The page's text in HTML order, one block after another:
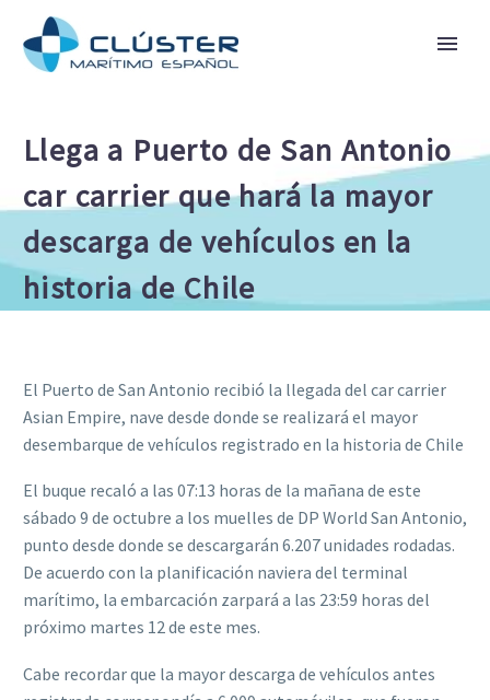
Llega a Puerto de San Antonio
car carrier que hará la mayor
descarga de vehículos en la
historia de Chile
El Puerto de San Antonio recibió la llegada del car carrier
Asian Empire, nave desde donde se realizará el mayor
desembarque de vehículos registrado en la historia de Chile
El buque recaló a las 07:13 horas de la mañana de este
sábado 9 de octubre a los muelles de DP World San Antonio,
punto desde donde se descargarán 6.207 unidades rodadas.
De acuerdo con la planificación naviera del terminal
marítimo, la embarcación zarpará a las 23:59 horas del
próximo martes 12 de este mes.
Cabe recordar que la mayor descarga de vehículos antes